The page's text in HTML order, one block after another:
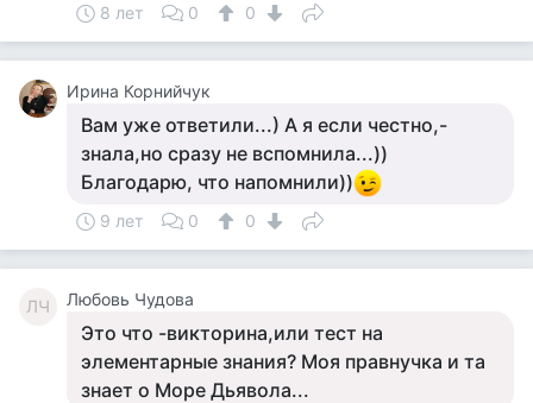
8 лет 0 0
Ирина Корнийчук
Вам уже ответили...) А я если честно,-
знала,но сразу не вспомнила...))
Благодарю, что напомнили))
9 лет 0 0
ЛЧ Любовь Чудова
Это что -викторина,или тест на
элементарные знания? Моя правнучка и та
знает о Море Дьявола...